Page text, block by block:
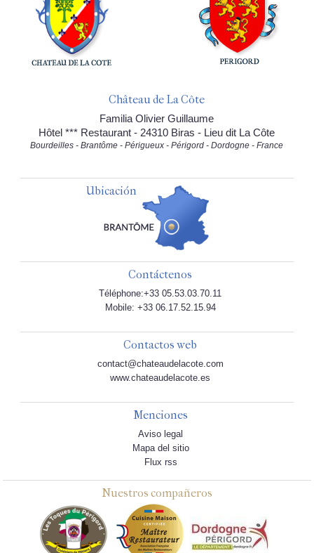
Château de La Côte
Familia Olivier Guillaume
Hôtel *** Restaurant - 24310 Biras - Lieu dit La Côte
Bourdeilles - Brantôme - Périgueux - Périgord - Dordogne - France
Ubicación
Contáctenos
Téléphone:+33 05.53.03.70.11
Mobile: +33 06.17.52.15.94
Contactos web
contact@chateaudelacote.com
www.chateaudelacote.es
Menciones
Aviso legal
Mapa del sitio
Flux rss
Nuestros compañeros